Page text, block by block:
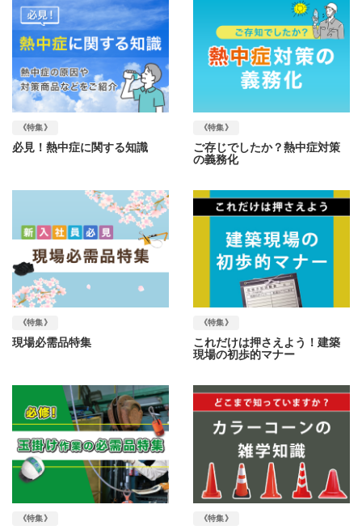
《特集》
必見！熱中症に関する知識
《特集》
ご存じでしたか？熱中症対策
の義務化
《特集》
現場必需品特集
《特集》
これだけは押さえよう！建築
現場の初歩的マナー
《特集》 《特集》